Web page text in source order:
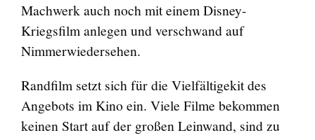
Machwerk auch noch mit einem Disney-
Kriegsfilm anlegen und verschwand auf
Nimmerwiedersehen.
Randfilm setzt sich für die Vielfältigekit des
Angebots im Kino ein. Viele Filme bekommen
keinen Start auf der großen Leinwand, sind zu